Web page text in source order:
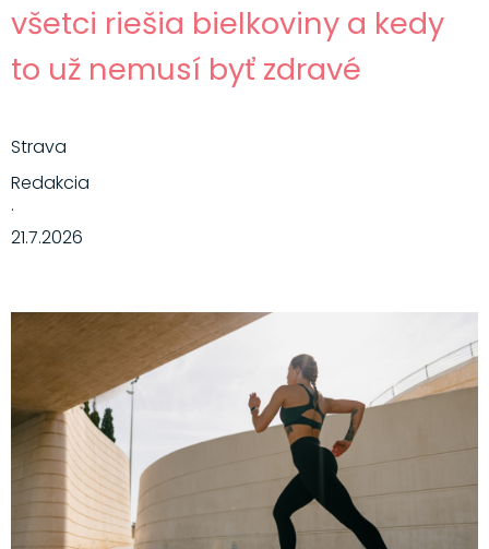
všetci riešia bielkoviny a kedy
to už nemusí byť zdravé
Strava
Redakcia
·
21.7.2026